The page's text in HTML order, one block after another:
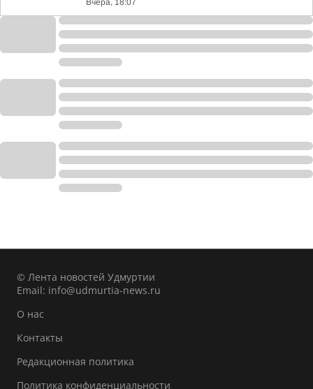
Вчера, 18:07
© Лента новостей Удмуртии
Email: info@udmurtia-news.ru
О нас
Контакты
Редакционная политика
Политика конфиденциальности